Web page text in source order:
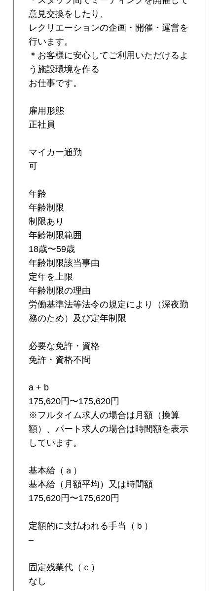
意見交換をしたり、
レクリエーションの企画・開催・運営を
行います。
＊お客様に安心してご利用いただけるよ
う施設環境を作る
お仕事です。
雇用形態
正社員
マイカー通勤
可
年齢
年齢制限
制限あり
年齢制限範囲
18歳〜59歳
年齢制限該当事由
定年を上限
年齢制限の理由
労働基準法等法令の規定により（深夜勤
務のため）及び定年制限
必要な免許・資格
免許・資格不問
a + b
175,620円〜175,620円
※フルタイム求人の場合は月額（換算
額）、パート求人の場合は時間額を表示
しています。
基本給（ａ）
基本給（月額平均）又は時間額
175,620円〜175,620円
定額的に支払われる手当（ｂ）
–
固定残業代（ｃ）
なし